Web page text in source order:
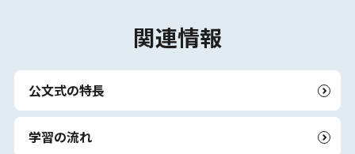
関連情報
公文式の特長
学習の流れ